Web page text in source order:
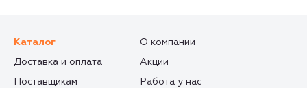
Каталог
О компании
Доставка и оплата
Акции
Поставщикам
Работа у нас